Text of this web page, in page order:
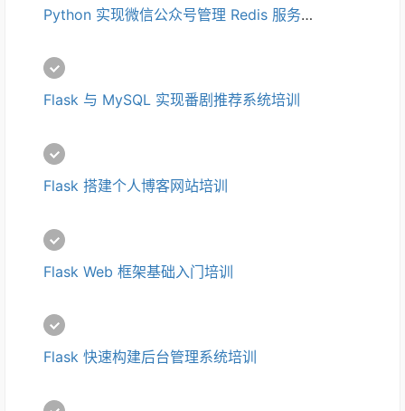
Python 实现微信公众号管理 Redis 服务器培训
Flask 与 MySQL 实现番剧推荐系统培训
Flask 搭建个人博客网站培训
Flask Web 框架基础入门培训
Flask 快速构建后台管理系统培训